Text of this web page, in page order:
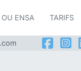
OU ENSA TARIFS